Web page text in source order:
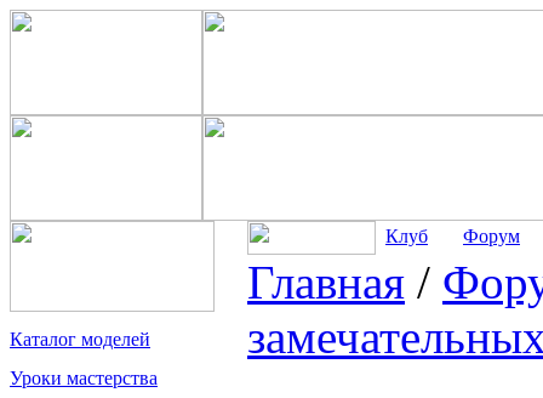
Каталог моделей
Уроки мастерства
Клуб Форум
Главная /